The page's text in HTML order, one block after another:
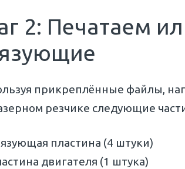
2: Печатаем
прикреплённые файлы,
резчике следующие
пластина (4 штуки)
двигателя (1 штука)